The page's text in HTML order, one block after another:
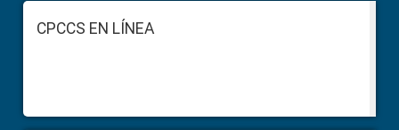
Sidebar
FooterCPCCS EN LÍNEA